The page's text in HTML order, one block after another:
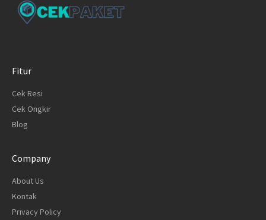
Fitur
Cek Resi
Cek Ongkir
Blog
Company
About Us
Kontak
Privacy Policy